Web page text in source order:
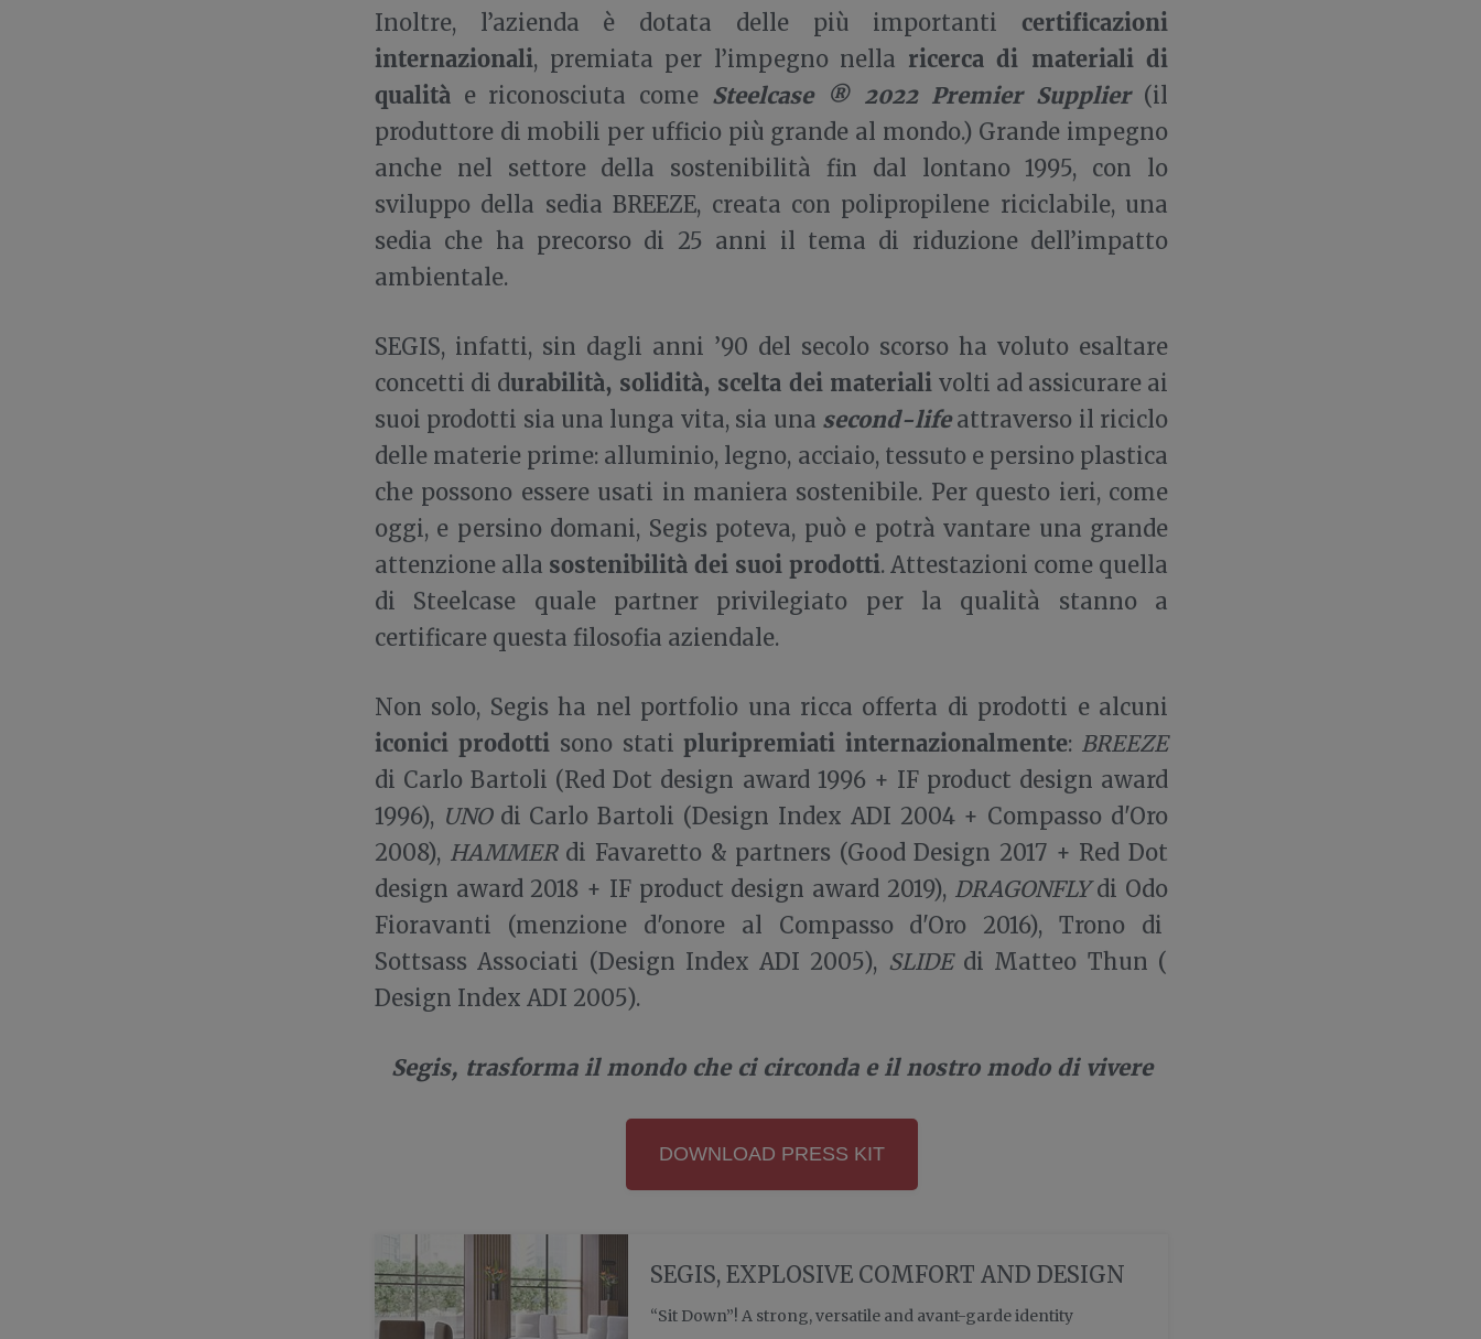
Inoltre, l’azienda è dotata delle più importanti certificazioni
internazionali, premiata per l’impegno nella ricerca di materiali di
qualità e riconosciuta come Steelcase ® 2022 Premier Supplier(il
produttore di mobili per ufficio più grande al mondo.) Grande impegno
anche nel settore della sostenibilità fin dal lontano 1995, con lo
sviluppo della sedia BREEZE, creata con polipropilene riciclabile, una
sedia che ha precorso di 25 anni il tema di riduzione dell’impatto
ambientale.
SEGIS, infatti, sin dagli anni ’90 del secolo scorso ha voluto esaltare
concetti di durabilità, solidità, scelta dei materiali volti ad assicurare ai
suoi prodotti sia una lunga vita, sia una second-lifeattraverso il riciclo
delle materie prime: alluminio, legno, acciaio, tessuto e persino plastica
che possono essere usati in maniera sostenibile. Per questo ieri, come
oggi, e persino domani, Segis poteva, può e potrà vantare una grande
attenzione alla sostenibilità dei suoi prodotti. Attestazioni come quella
di Steelcase quale partner privilegiato per la qualità stanno a
certificare questa filosofia aziendale.
Non solo, Segis ha nel portfolio una ricca offerta di prodotti e alcuni
iconici prodotti sono stati pluripremiati internazionalmente: BREEZE
di Carlo Bartoli (Red Dot design award 1996 + IF product design award
1996), UNOdi Carlo Bartoli (Design Index ADI 2004 + Compasso d'Oro
2008), HAMMERdi Favaretto & partners (Good Design 2017 + Red Dot
design award 2018 + IF product design award 2019), DRAGONFLYdi Odo
Fioravanti (menzione d'onore al Compasso d'Oro 2016), Trono di
Sottsass Associati (Design Index ADI 2005), SLIDEdi Matteo Thun (
Design Index ADI 2005).
Segis, trasforma il mondo che ci circonda e il nostro modo di vivere
DOWNLOAD PRESS KIT
SEGIS, EXPLOSIVE COMFORT AND DESIGN
“Sit Down”! A strong, versatile and avant-garde identity